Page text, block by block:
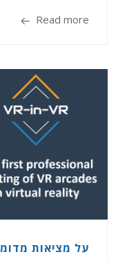
Read more
על מציאות